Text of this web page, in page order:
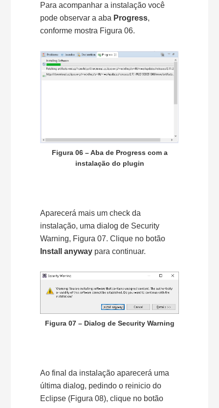
Para acompanhar a instalação você
pode observar a aba Progress,
conforme mostra Figura 06.
Figura 06 – Aba de Progress com a
instalação do plugin
Aparecerá mais um check da
instalação, uma dialog de Security
Warning, Figura 07. Clique no botão
Install anyway para continuar.
Figura 07 – Dialog de Security Warning
Ao final da instalação aparecerá uma
última dialog, pedindo o reinicio do
Eclipse (Figura 08), clique no botão